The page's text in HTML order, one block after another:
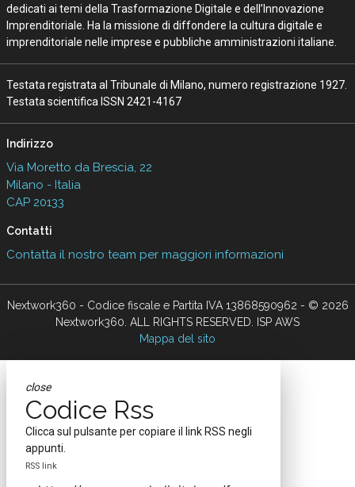
dedicati ai temi della Trasformazione Digitale e dell’Innovazione
Imprenditoriale. Ha la missione di diffondere la cultura digitale e
imprenditoriale nelle imprese e pubbliche amministrazioni italiane.
Testata registrata al Tribunale di Milano, numero registrazione 1927.
Testata scientifica ISSN 2421-4167
Indirizzo
Via Moretto da Brescia, 22
Milano - Italia
CAP 20133
Contatti
Contatta il nostro team per maggiori informazioni
Nextwork360 - Codice fiscale e Partita IVA 13868590962 - © 2026
Nextwork360. ALL RIGHTS RESERVED. ISP AWS
Mappa del sito
close
Codice Rss
Clicca sul pulsante per copiare il link RSS negli
appunti.
RSS link